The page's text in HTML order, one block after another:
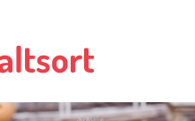
Über das Leben mit Baby
Verspätete Milcheinschuss